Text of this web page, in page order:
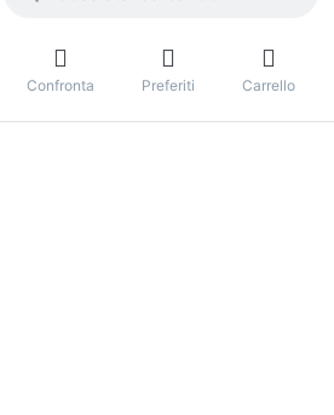
Confronta Preferiti Carrello